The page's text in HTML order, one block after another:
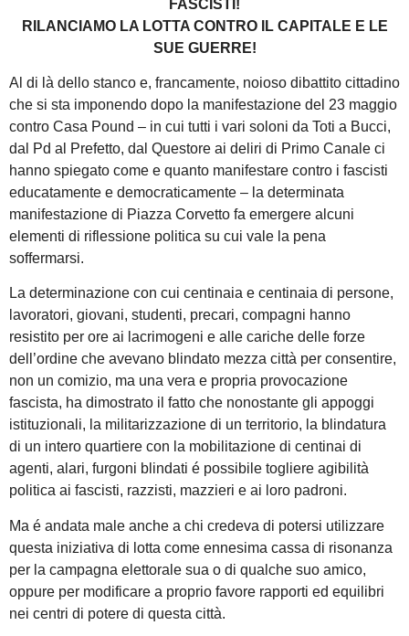
FASCISTI!
RILANCIAMO LA LOTTA CONTRO IL CAPITALE E LE
SUE GUERRE!
Al di là dello stanco e, francamente, noioso dibattito cittadino
che si sta imponendo dopo la manifestazione del 23 maggio
contro Casa Pound – in cui tutti i vari soloni da Toti a Bucci,
dal Pd al Prefetto, dal Questore ai deliri di Primo Canale ci
hanno spiegato come e quanto manifestare contro i fascisti
educatamente e democraticamente – la determinata
manifestazione di Piazza Corvetto fa emergere alcuni
elementi di riflessione politica su cui vale la pena
soffermarsi.
La determinazione con cui centinaia e centinaia di persone,
lavoratori, giovani, studenti, precari, compagni hanno
resistito per ore ai lacrimogeni e alle cariche delle forze
dell’ordine che avevano blindato mezza città per consentire,
non un comizio, ma una vera e propria provocazione
fascista, ha dimostrato il fatto che nonostante gli appoggi
istituzionali, la militarizzazione di un territorio, la blindatura
di un intero quartiere con la mobilitazione di centinai di
agenti, alari, furgoni blindati é possibile togliere agibilità
politica ai fascisti, razzisti, mazzieri e ai loro padroni.
Ma é andata male anche a chi credeva di potersi utilizzare
questa iniziativa di lotta come ennesima cassa di risonanza
per la campagna elettorale sua o di qualche suo amico,
oppure per modificare a proprio favore rapporti ed equilibri
nei centri di potere di questa città.